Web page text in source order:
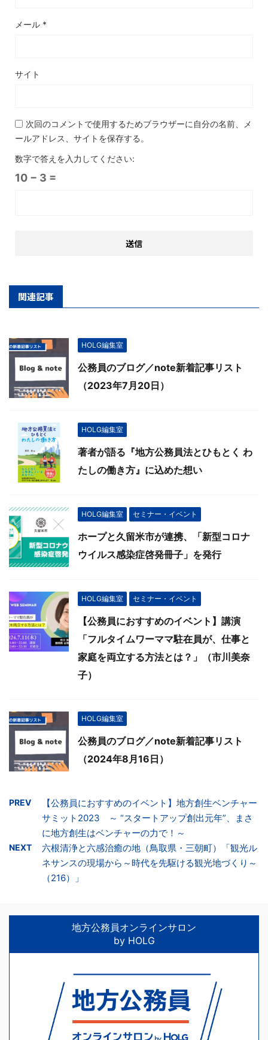
メール *
サイト
次回のコメントで使用するためブラウザーに自分の名前、メ
ールアドレス、サイトを保存する。
数字で答えを入力してください:
10 − 3 =
関連記事
HOLG編集室
公務員のブログ／note新着記事リスト
（2023年7月20日）
HOLG編集室
著者が語る『地方公務員法とひもとく わ
たしの働き方』に込めた想い
HOLG編集室 セミナー・イベント
ホープと久留米市が連携、「新型コロナ
ウイルス感染症啓発冊子」を発行
HOLG編集室 セミナー・イベント
【公務員におすすめのイベント】講演
「フルタイムワーママ駐在員が、仕事と
家庭を両立する方法とは？」（市川美奈
子）
HOLG編集室
公務員のブログ／note新着記事リスト
（2024年8月16日）
PREV
【公務員におすすめのイベント】地方創生ベンチャー
サミット2023 ～ “スタートアップ創出元年”、まさ
に地方創生はベンチャーの力で！～
NEXT
六根清浄と六感治癒の地（鳥取県・三朝町）「観光ル
ネサンスの現場から～時代を先駆ける観光地づくり～
（216）」
地方公務員オンラインサロン
by HOLG